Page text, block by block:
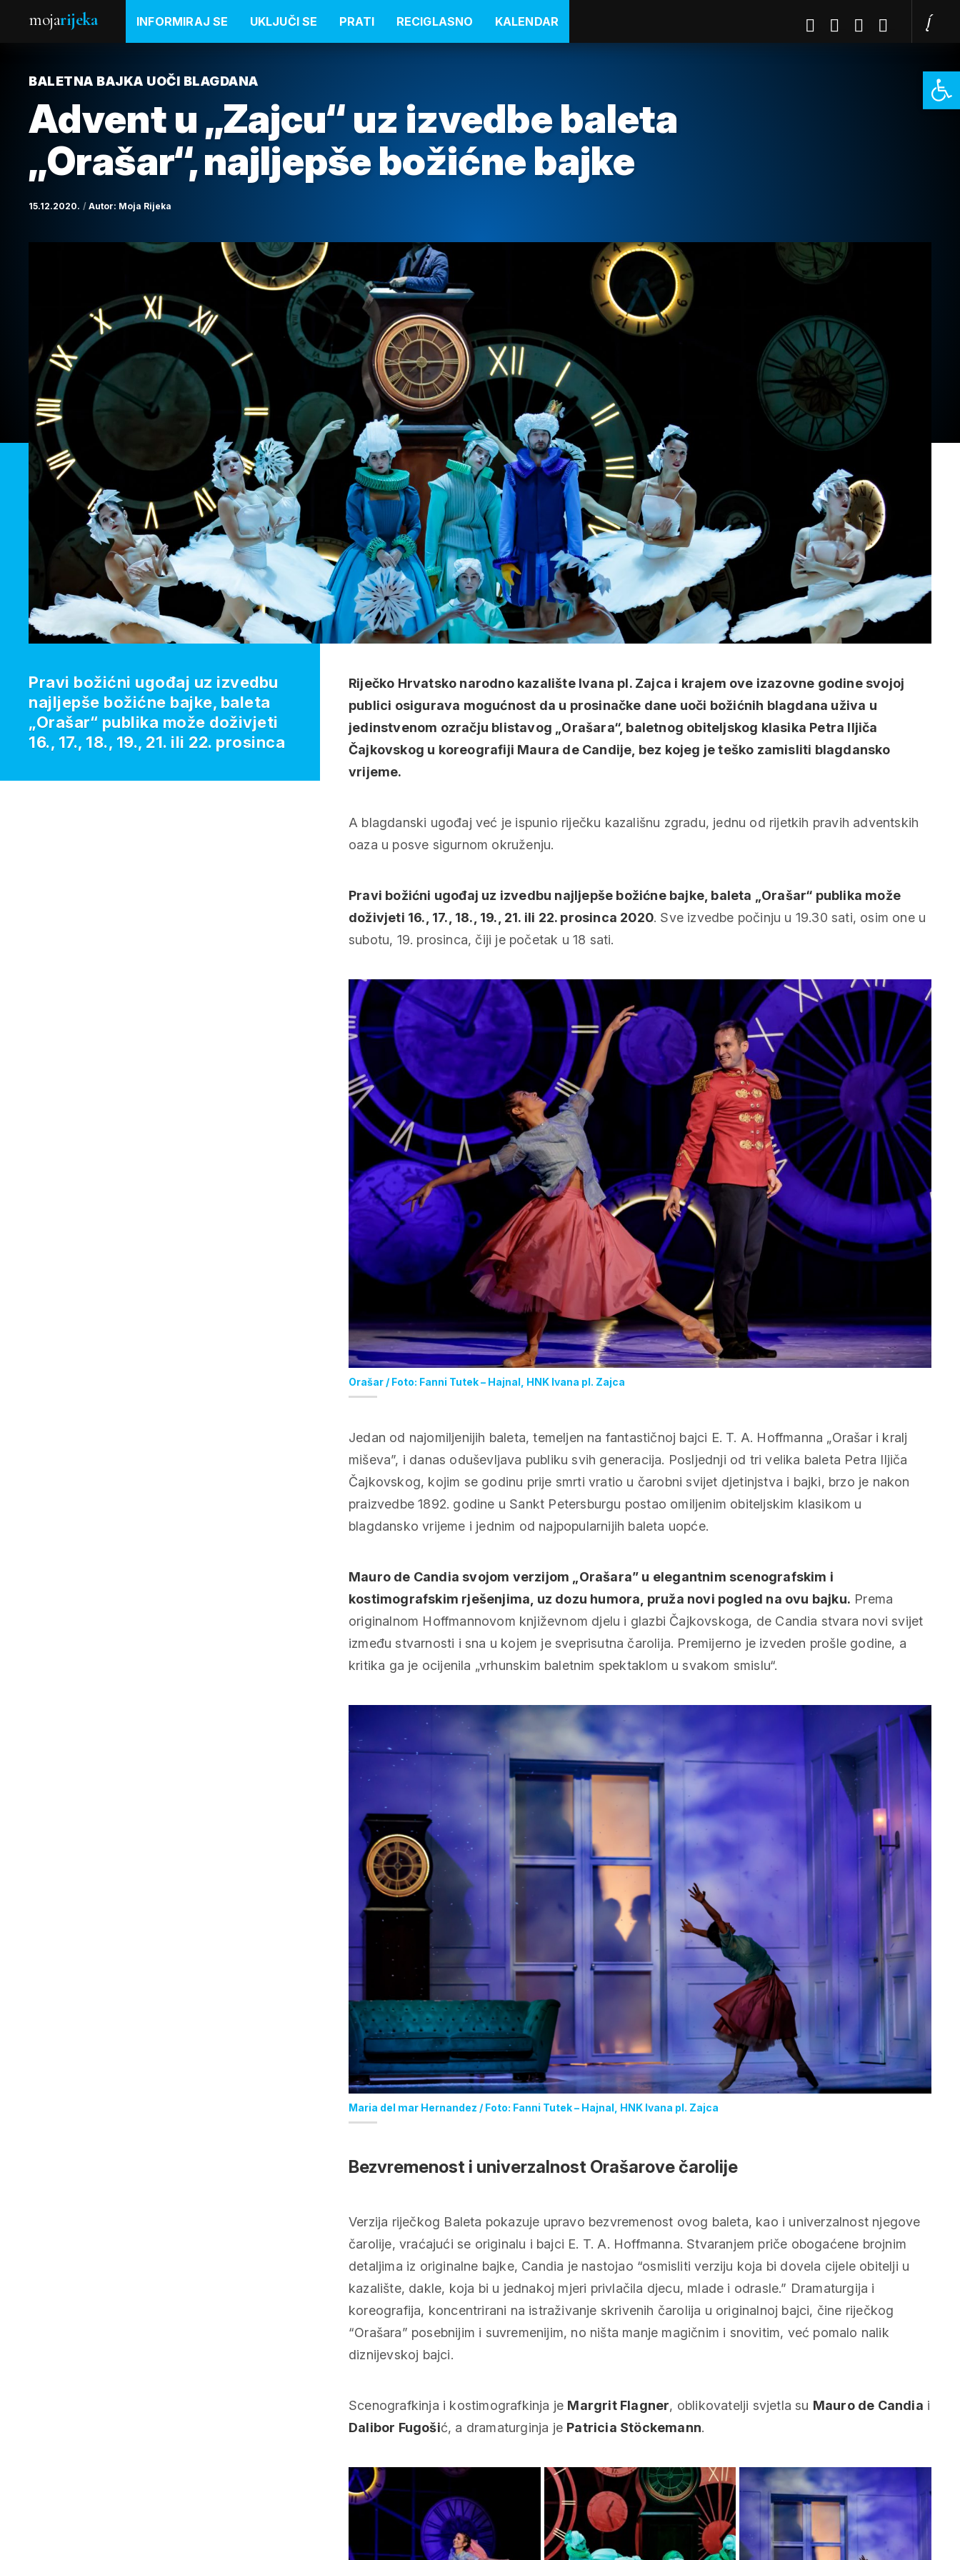
mojarijeka INFORMIRAJ SE UKLJUČI SE PRATI RECIGLASNO KALENDAR
BALETNA BAJKA UOČI BLAGDANA
Advent u „Zajcu“ uz izvedbe baleta
„Orašar“, najljepše božićne bajke
15.12.2020. Autor: Moja Rijeka
Riječko Hrvatsko narodno kazalište Ivana pl. Zajca i krajem ove izazovne godine svojoj
publici osigurava mogućnost da u prosinačke dane uoči božićnih blagdana uživa u
jedinstvenom ozračju blistavog „Orašara“, baletnog obiteljskog klasika Petra Iljiča
Čajkovskog u koreografiji Maura de Candije, bez kojeg je teško zamisliti blagdansko
vrijeme.
A blagdanski ugođaj već je ispunio riječku kazališnu zgradu, jednu od rijetkih pravih adventskih
oaza u posve sigurnom okruženju.
Pravi božićni ugođaj uz izvedbu najljepše božićne bajke, baleta „Orašar“ publika može
doživjeti 16., 17., 18., 19., 21. ili 22. prosinca 2020. Sve izvedbe počinju u 19.30 sati, osim one u
subotu, 19. prosinca, čiji je početak u 18 sati.
Orašar / Foto: Fanni Tutek – Hajnal, HNK Ivana pl. Zajca
Jedan od najomiljenijih baleta, temeljen na fantastičnoj bajci E. T. A. Hoffmanna „Orašar i kralj
miševa”, i danas oduševljava publiku svih generacija. Posljednji od tri velika baleta Petra Iljiča
Čajkovskog, kojim se godinu prije smrti vratio u čarobni svijet djetinjstva i bajki, brzo je nakon
praizvedbe 1892. godine u Sankt Petersburgu postao omiljenim obiteljskim klasikom u
blagdansko vrijeme i jednim od najpopularnijih baleta uopće.
Mauro de Candia svojom verzijom „Orašara” u elegantnim scenografskim i
kostimografskim rješenjima, uz dozu humora, pruža novi pogled na ovu bajku. Prema
originalnom Hoffmannovom književnom djelu i glazbi Čajkovskoga, de Candia stvara novi svijet
između stvarnosti i sna u kojem je sveprisutna čarolija. Premijerno je izveden prošle godine, a
kritika ga je ocijenila „vrhunskim baletnim spektaklom u svakom smislu“.
Maria del mar Hernandez / Foto: Fanni Tutek – Hajnal, HNK Ivana pl. Zajca
Bezvremenost i univerzalnost Orašarove čarolije
Verzija riječkog Baleta pokazuje upravo bezvremenost ovog baleta, kao i univerzalnost njegove
čarolije, vraćajući se originalu i bajci E. T. A. Hoffmanna. Stvaranjem priče obogaćene brojnim
detaljima iz originalne bajke, Candia je nastojao “osmisliti verziju koja bi dovela cijele obitelji u
kazalište, dakle, koja bi u jednakoj mjeri privlačila djecu, mlade i odrasle.” Dramaturgija i
koreografija, koncentrirani na istraživanje skrivenih čarolija u originalnoj bajci, čine riječkog
“Orašara” posebnijim i suvremenijim, no ništa manje magičnim i snovitim, već pomalo nalik
diznijevskoj bajci.
Scenografkinja i kostimografkinja je Margrit Flagner, oblikovatelji svjetla su Mauro de Candia i
Dalibor Fugošić, a dramaturginja je Patricia Stöckemann.
Pravi božićni ugođaj uz izvedbu
najljepše božićne bajke, baleta
„Orašar“ publika može doživjeti
16., 17., 18., 19., 21. ili 22. prosinca